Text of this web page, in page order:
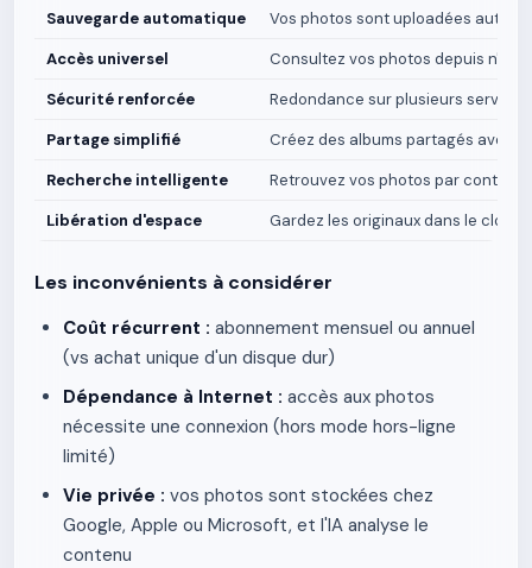
Sauvegarde automatique
Vos photos sont uploadées
Accès universel
Consultez vos photos depuis
Sécurité renforcée
Redondance sur plusieurs
Partage simplifié
Créez des albums partagés avec
Recherche intelligente
Retrouvez vos photos par contenu
Libération d'espace
Gardez les originaux dans le
Les inconvénients à considérer
Coût récurrent : abonnement mensuel ou annuel
(vs achat unique d'un disque dur)
Dépendance à Internet : accès aux photos
nécessite une connexion (hors mode hors-ligne
limité)
Vie privée : vos photos sont stockées chez
Google, Apple ou Microsoft, et l'IA analyse le
contenu